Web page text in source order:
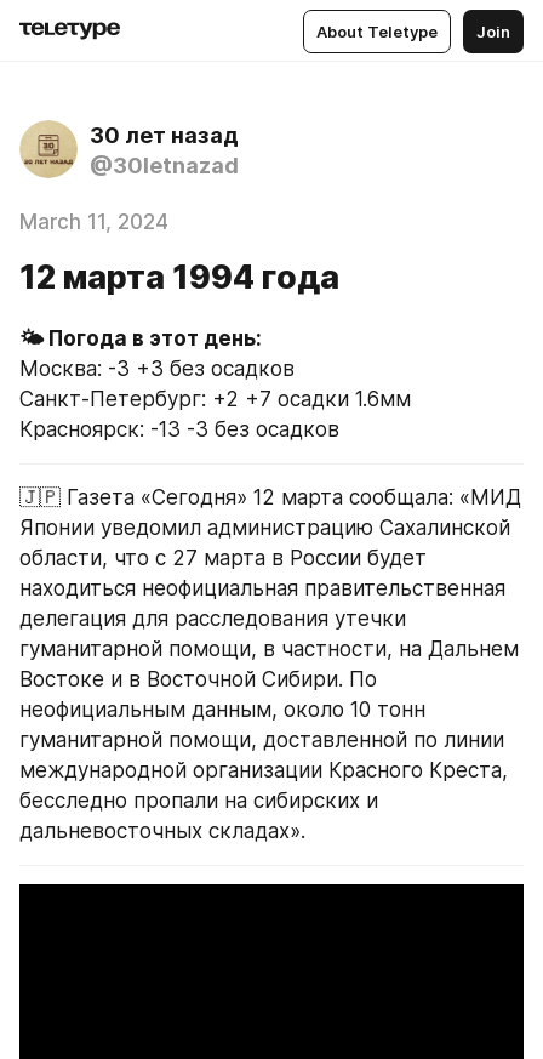
About Teletype Join
30 лет назад
@30letnazad
March 11, 2024
12 марта 1994 года
Москва: -3 +3 без осадков
Санкт-Петербург: +2 +7 осадки 1.6мм
Красноярск: -13 -3 без осадков
🇯🇵 Газета «Сегодня» 12 марта сообщала: «МИД
Японии уведомил администрацию Сахалинской
области, что с 27 марта в России будет
находиться неофициальная правительственная
делегация для расследования утечки
гуманитарной помощи, в частности, на Дальнем
Востоке и в Восточной Сибири. По
неофициальным данным, около 10 тонн
гуманитарной помощи, доставленной по линии
международной организации Красного Креста,
бесследно пропали на сибирских и
дальневосточных складах».